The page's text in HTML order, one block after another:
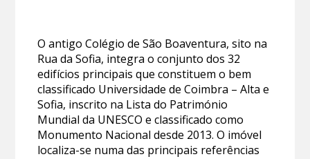
O antigo Colégio de São Boaventura, sito na
Rua da Sofia, integra o conjunto dos 32
edifícios principais que constituem o bem
classificado Universidade de Coimbra – Alta e
Sofia, inscrito na Lista do Património
Mundial da UNESCO e classificado como
Monumento Nacional desde 2013. O imóvel
localiza-se numa das principais referências